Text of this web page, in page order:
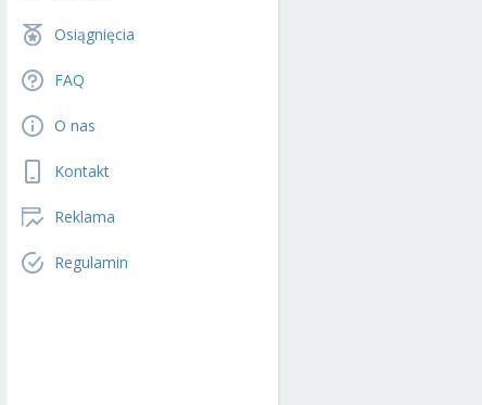
Osiągnięcia
FAQ
O nas
Kontakt
Reklama
Regulamin